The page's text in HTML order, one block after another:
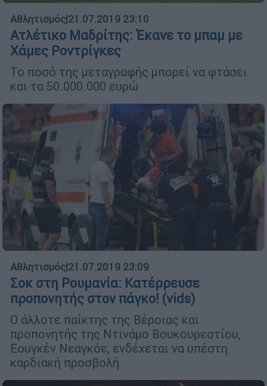
Αθλητισμός|21.07.2019 23:10
Ατλέτικο Μαδρίτης: Έκανε το μπαμ με
Χάμες Ροντρίγκες
Το ποσό της μεταγραφής μπορεί να φτάσει
και τα 50.000.000 ευρώ
Αθλητισμός|21.07.2019 23:09
Σοκ στη Ρουμανία: Κατέρρευσε
προπονητής στον πάγκο! (vids)
Ο άλλοτε παίκτης της Βέροιας και
προπονητής της Ντινάμο Βουκουρεστίου,
Εουγκέν Νεαγκόε, ενδέχεται να υπέστη
καρδιακή προσβολή